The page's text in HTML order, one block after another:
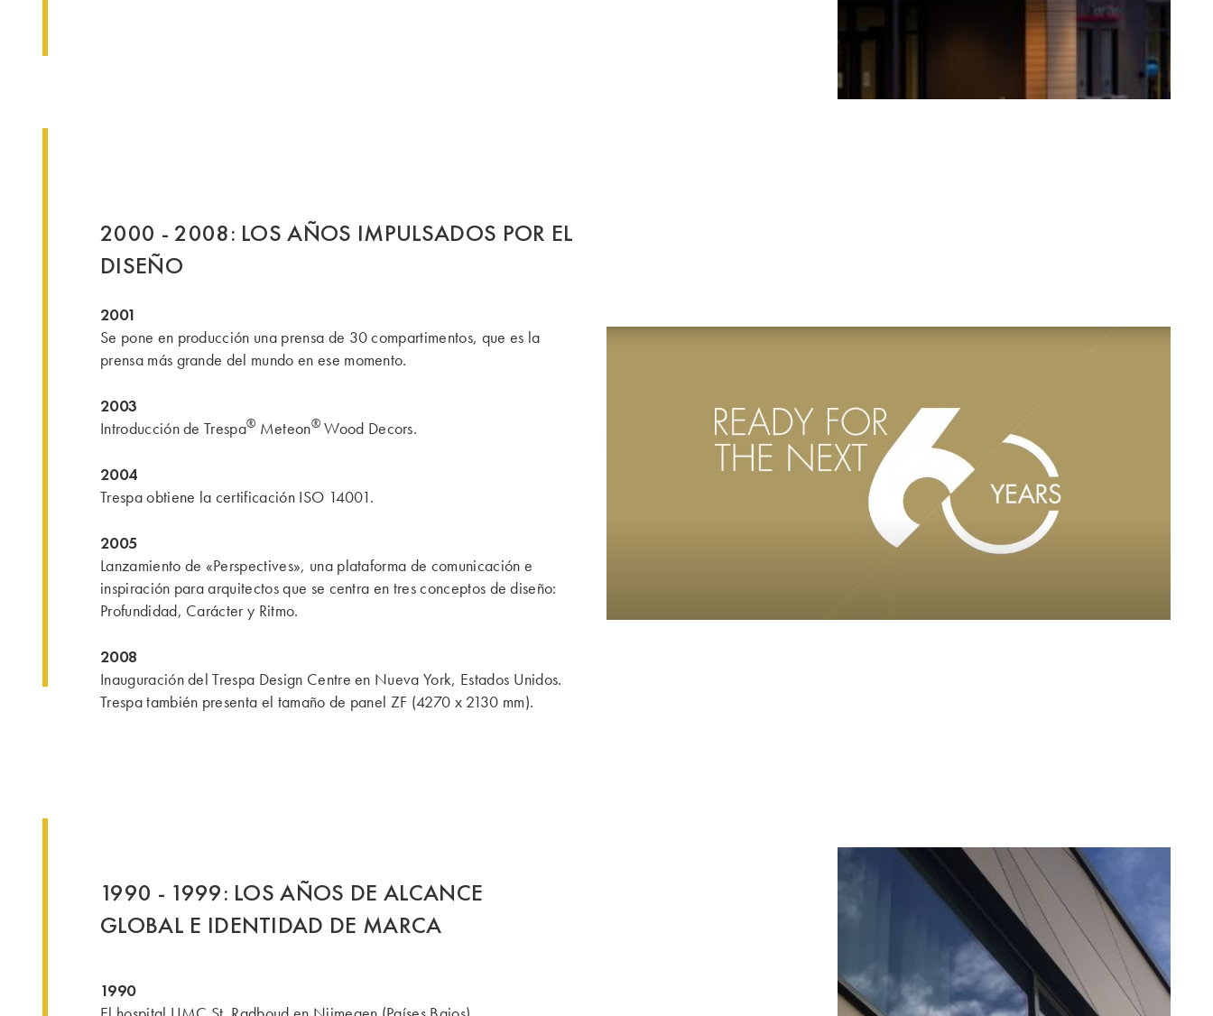
2000 - 2008: LOS AÑOS IMPULSADOS POR EL
DISEÑO
2001
Se pone en producción una prensa de 30 compartimentos, que es la
prensa más grande del mundo en ese momento.
2003
Introducción de Trespa® Meteon®Wood Decors.
2004
Trespa obtiene la certificación ISO 14001.
2005
Lanzamiento de «Perspectives», una plataforma de comunicación e
inspiración para arquitectos que se centra en tres conceptos de diseño:
Profundidad, Carácter y Ritmo.
2008
Inauguración del Trespa Design Centre en Nueva York, Estados Unidos.
Trespa también presenta el tamaño de panel ZF (4270 x 2130 mm).
1990 - 1999: LOS AÑOS DE ALCANCE
GLOBAL E IDENTIDAD DE MARCA
1990